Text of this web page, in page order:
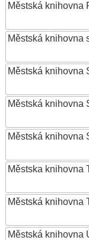
Městská knihovna
Městská knihovna
Městská knihovna
Městská knihovna
Městská knihovna
Městska knihovna
Městská knihovna
Městská knihovna